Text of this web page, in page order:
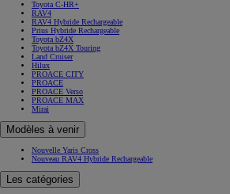
Toyota C-HR+
RAV4
RAV4 Hybride Rechargeable
Prius Hybride Rechargeable
Toyota bZ4X
Toyota bZ4X Touring
Land Cruiser
Hilux
PROACE CITY
PROACE
PROACE Verso
PROACE MAX
Mirai
Modèles à venir
Nouvelle Yaris Cross
Nouveau RAV4 Hybride Rechargeable
Les catégories